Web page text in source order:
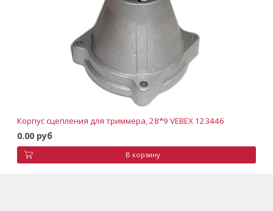
Корпус сцепления для триммера, 28*9 VEBEX 123446
0.00 руб
В корзину